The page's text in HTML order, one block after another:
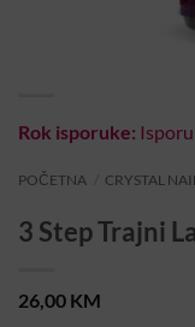
Rok isporuke:
POČETNA CRYSTAL
3 Step Trajni
26,00 KM